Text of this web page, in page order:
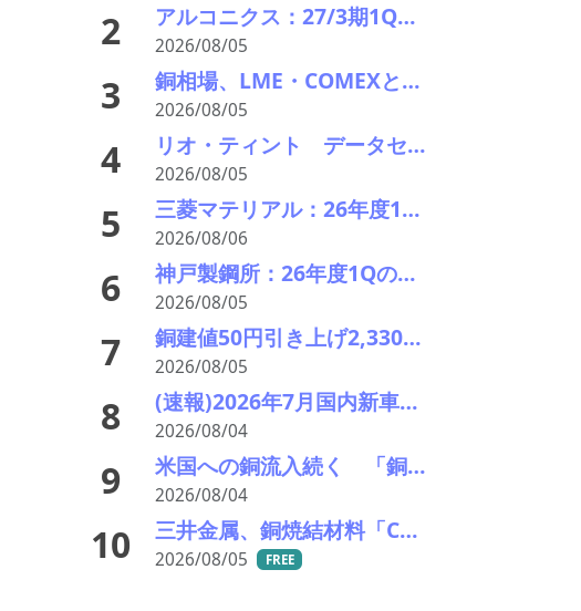
2 アルコニクス：27/3期1Q決算を発表。業績見通し、配当を修正
2026/08/05
3 銅相場、LME・COMEXとも高値更新 米国向け流入と中国の供給逼迫が相場押し上げ
2026/08/05
4 リオ・ティント データセンターブームにおける自社の優位性を強調 銅やアルミニウム事業の伸び背景に
2026/08/05
5 三菱マテリアル：26年度1Qの決算説明会を開催。業績見通しを大幅上方修正
2026/08/06
6 神戸製鋼所：26年度1Qの決算説明会を開催。売上高のみ上方修正だが・・・
2026/08/05
7 銅建値50円引き上げ2,330円に 中東緊張緩和期待でLME続伸、円高も一服
2026/08/05
8 (速報)2026年7月国内新車販売 41万7千台 前年同月比7%増加 4か月連続プラス
2026/08/04
9 米国への銅流入続く 「銅の山」はCOMEXだけでは見えない
2026/08/04
10 三井金属、銅焼結材料「Cuprima」が初の量産採用決定
2026/08/05 FREE